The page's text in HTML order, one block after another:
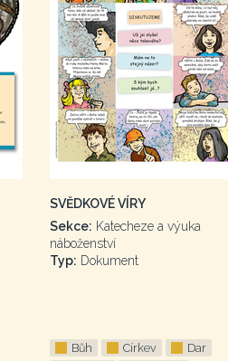
SVĚDKOVÉ VÍRY
Sekce: Katecheze a výuka
náboženství
Typ: Dokument
Bůh Církev
Dar